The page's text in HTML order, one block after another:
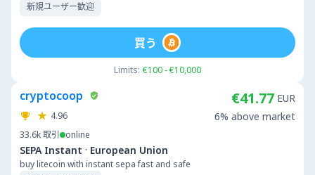
新規ユーザー歓迎
Limits: €100 - €10,000
買う
cryptocoop
4.96
33.6k取引 online
SEPA Instant · European Union
buy litecoin with instant sepa fast and safe
€41.77 EUR
6% above market